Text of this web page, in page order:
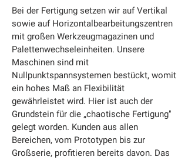
Bei der Fertigung setzen wir auf Vertikal
sowie auf Horizontalbearbeitungszentren
mit großen Werkzeugmagazinen und
Palettenwechseleinheiten. Unsere
Maschinen sind mit
Nullpunktspannsystemen bestückt, womit
ein hohes Maß an Flexibilität
gewährleistet wird. Hier ist auch der
Grundstein für die „chaotische Fertigung"
gelegt worden. Kunden aus allen
Bereichen, vom Prototypen bis zur
Großserie, profitieren bereits davon. Das